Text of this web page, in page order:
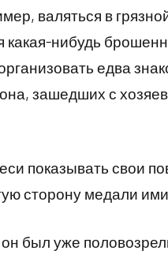
валяться в
какая-нибудь
едва
зашедших с
показывать свои
сторону медали
был уже